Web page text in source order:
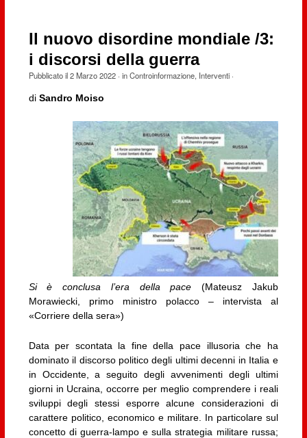
Il nuovo disordine mondiale /3:
i discorsi della guerra
Pubblicato il2 Marzo 2022· inControinformazione, Interventi·
di Sandro Moiso
Si è conclusa l’era della pace (Mateusz Jakub
Morawiecki, primo ministro polacco – intervista al
«Corriere della sera»)
Data per scontata la fine della pace illusoria che ha
dominato il discorso politico degli ultimi decenni in Italia e
in Occidente, a seguito degli avvenimenti degli ultimi
giorni in Ucraina, occorre per meglio comprendere i reali
sviluppi degli stessi esporre alcune considerazioni di
carattere politico, economico e militare. In particolare sul
concetto di guerra-lampo e sulla strategia militare russa;